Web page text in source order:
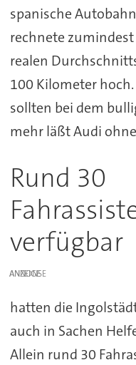
spanische
rechnete
realen
100 Kilometer
sollten bei dem
mehr läßt Audi
Rund 30
verfügbar
ANZEIGE
hatten die
auch in Sachen
Allein rund 30